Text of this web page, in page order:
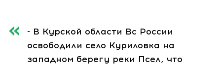
- В Курской области Вс России
освободили село Куриловка на
западном берегу реки Псел, что